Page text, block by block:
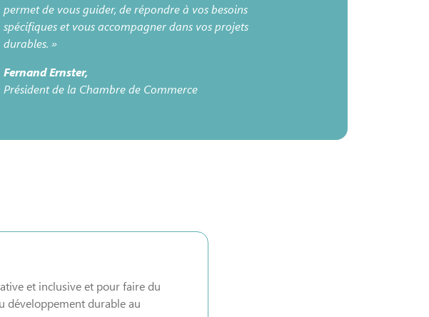
permet de vous guider, de répondre à vos besoins
spécifiques et vous accompagner dans vos projets
durables. »
Fernand Ernster,
Président de la Chambre de Commerce
et inclusive et pour faire du
développement durable au